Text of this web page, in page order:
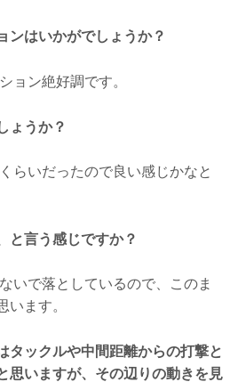
ンはいかがでしょうか？
ョン絶好調です。
ょうか？
らいだったので良い感じかなと
と言う感じですか？
いで落としているので、このま
います。
タックルや中間距離からの打撃と
思いますが、その辺りの動きを見